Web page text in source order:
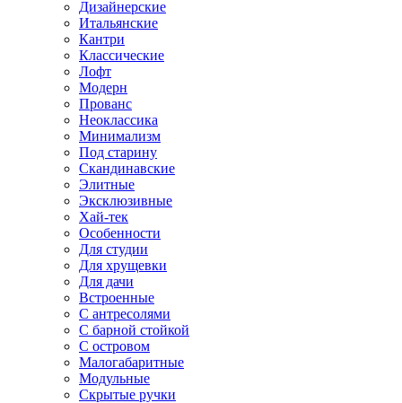
Дизайнерские
Итальянские
Кантри
Классические
Лофт
Модерн
Прованс
Неоклассика
Минимализм
Под старину
Скандинавские
Элитные
Эксклюзивные
Хай-тек
Особенности
Для студии
Для хрущевки
Для дачи
Встроенные
С антресолями
С барной стойкой
С островом
Малогабаритные
Модульные
Скрытые ручки